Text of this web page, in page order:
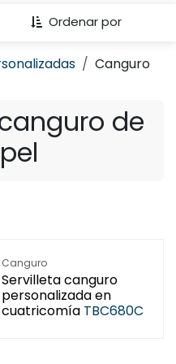
Ordenar por
Canguro
de
Canguro
Servilleta canguro
personalizada en
cuatricomía TBC680C